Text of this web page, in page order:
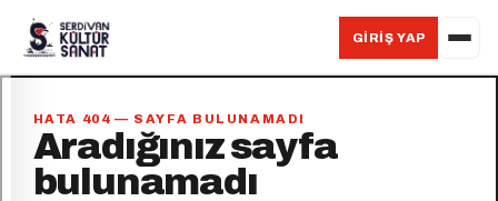
GIRIŞ YAP
HATA 404 — SAYFA BULUNAMADI
Aradığınız sayfa
bulunamadı